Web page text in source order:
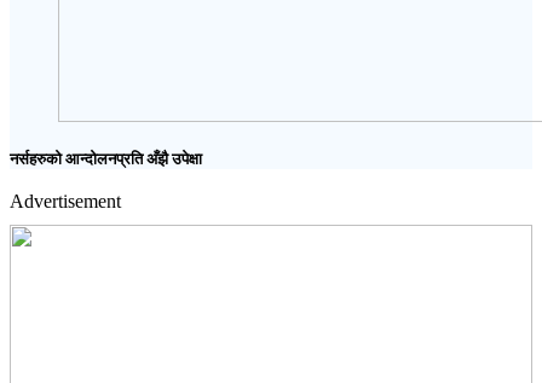
नर्सहरुको आन्दोलनप्रति अँझै उपेक्षा
Advertisement